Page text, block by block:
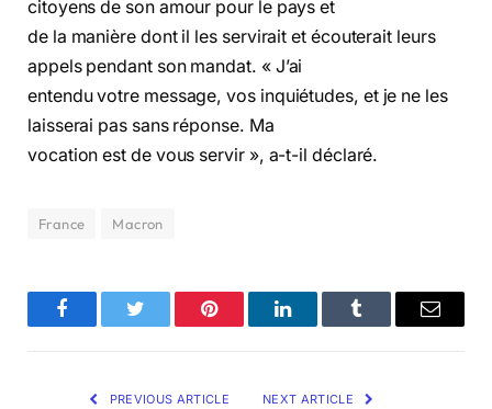
citoyens de son amour pour le pays et
de la manière dont il les servirait et écouterait leurs
appels pendant son mandat. « J’ai
entendu votre message, vos inquiétudes, et je ne les
laisserai pas sans réponse. Ma
vocation est de vous servir », a-t-il déclaré.
France Macron
FacebookTwitter Pinterest LinkedInTumblr Email
PREVIOUS ARTICLE NEXT ARTICLE